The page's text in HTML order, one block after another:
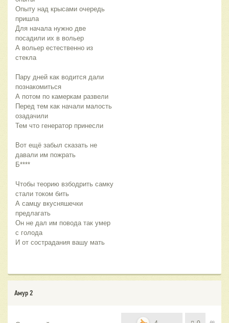
Опыту над крысами очередь
пришла
Для начала нужно две
посадили их в вольер
А вольер естественно из
стекла
Пару дней как водится дали
познакомиться
А потом по камеркам развели
Перед тем как начали малость
озадачили
Тем что генератор принесли
Вот ещё забыл сказать не
давали им пожрать
Б****
Чтобы теорию взбодрить самку
стали током бить
А самцу вкусняшечки
предлагать
Он не дал им повода так умер
с голода
И от сострадания вашу мать
Амур 2